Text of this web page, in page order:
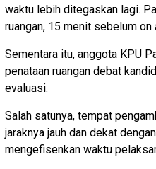
waktu lebih ditegaskan lagi.
ruangan, 15 menit sebelum on
Sementara itu, anggota KPU
penataan ruangan debat
evaluasi.
Salah satunya, tempat
jaraknya jauh dan dekat
mengefisenkan waktu